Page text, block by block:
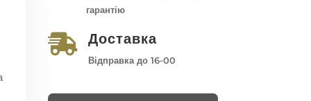
гарантію
 Доставка
Відправка до 16-00